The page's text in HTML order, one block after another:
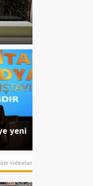
yeni
videolar